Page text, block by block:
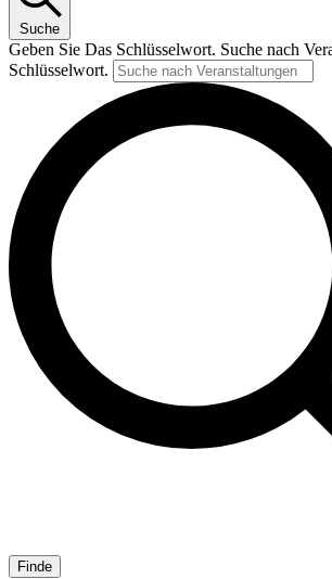
Suche
Geben Sie Das Schlüsselwort. Suche nach
Schlüsselwort.
Finde